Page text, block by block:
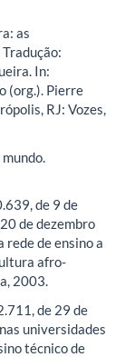
as
In:
(org.). Pierre
RJ: Vozes,
de 9 de
de dezembro
de ensino a
afro-
2003.
de 29 de
universidades
técnico de